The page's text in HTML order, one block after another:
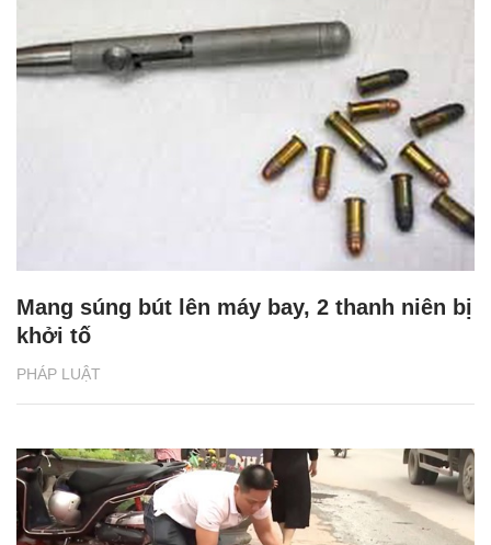
PHÁP LUẬT
Mang súng bút lên máy bay, 2 thanh niên bị
khởi tố